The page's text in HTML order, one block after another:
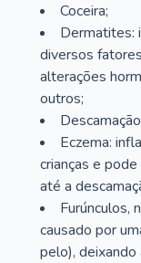
Coceira;
Dermatites:
diversos
alterações
outros;
Eczema:
crianças e
até a
Furúnculos,
causado por
pelo), deixando